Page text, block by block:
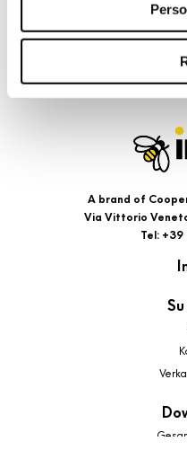
cookie di profilazione,
riportati. Puoi avere
l’Informativa estesa
banner comporterà il
comunque modificare le
accedendo al link
A brand of
Via Vittorio
Tel: